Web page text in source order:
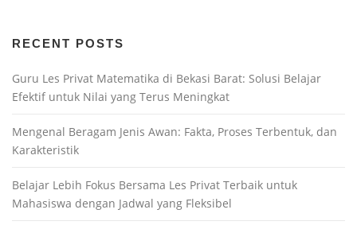
RECENT POSTS
Guru Les Privat Matematika di Bekasi Barat: Solusi Belajar
Efektif untuk Nilai yang Terus Meningkat
Mengenal Beragam Jenis Awan: Fakta, Proses Terbentuk, dan
Karakteristik
Belajar Lebih Fokus Bersama Les Privat Terbaik untuk
Mahasiswa dengan Jadwal yang Fleksibel